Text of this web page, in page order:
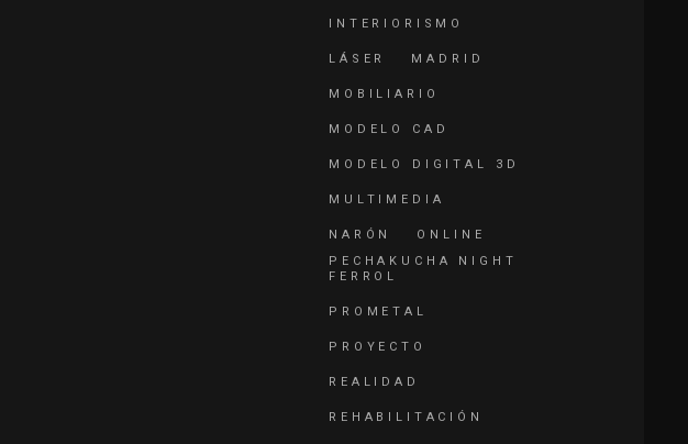
INTERIORISMO
LÁSER MADRID
MOBILIARIO
MODELO CAD
MODELO DIGITAL 3D
MULTIMEDIA
NARÓN
ONLINE
PECHAKUCHA NIGHT
FERROL
PROMETAL
PROYECTO
REALIDAD
REHABILITACIÓN